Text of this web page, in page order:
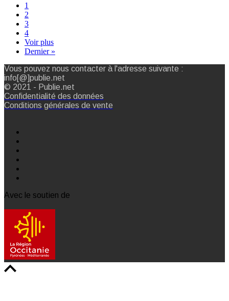
1
2
3
4
Voir plus
Dernier »
Vous pouvez nous contacter à l'adresse suivante :
info[@]publie.net
© 2021 - Publie.net
Confidentialité des données
Conditions générales de vente
Avec le soutien de